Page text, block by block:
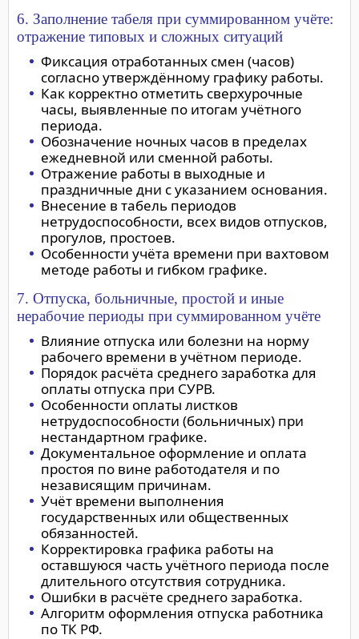
6. Заполнение табеля при суммированном учёте:
отражение типовых и сложных ситуаций
Фиксация отработанных смен (часов)
согласно утверждённому графику работы.
Как корректно отметить сверхурочные
часы, выявленные по итогам учётного
периода.
Обозначение ночных часов в пределах
ежедневной или сменной работы.
Отражение работы в выходные и
праздничные дни с указанием основания.
Внесение в табель периодов
нетрудоспособности, всех видов отпусков,
прогулов, простоев.
Особенности учёта времени при вахтовом
методе работы и гибком графике.
7. Отпуска, больничные, простой и иные
нерабочие периоды при суммированном учёте
Влияние отпуска или болезни на норму
рабочего времени в учётном периоде.
Порядок расчёта среднего заработка для
оплаты отпуска при СУРВ.
Особенности оплаты листков
нетрудоспособности (больничных) при
нестандартном графике.
Документальное оформление и оплата
простоя по вине работодателя и по
независящим причинам.
Учёт времени выполнения
государственных или общественных
обязанностей.
Корректировка графика работы на
оставшуюся часть учётного периода после
длительного отсутствия сотрудника.
Ошибки в расчёте среднего заработка.
Алгоритм оформления отпуска работника
по ТК РФ.